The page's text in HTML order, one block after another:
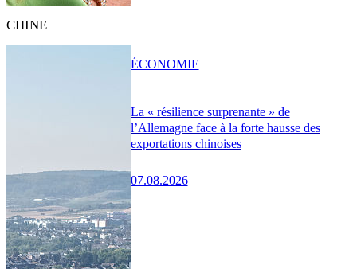
CHINE
La « résilience surprenante » de
l’Allemagne face à la forte hausse des
exportations chinoises
07.08.2026
ÉCONOMIE